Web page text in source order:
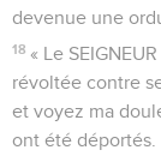
devenue une
18 « Le
révoltée contre
et voyez ma
ont été déportés.